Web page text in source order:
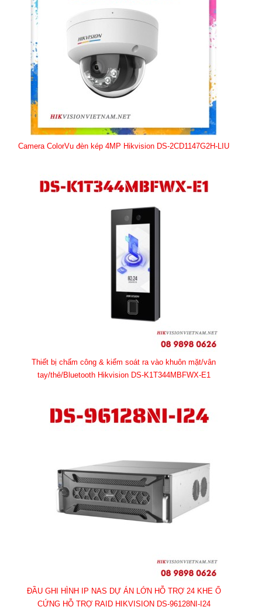
Camera ColorVu đèn kép 4MP Hikvision DS-2CD1147G2H-LIU
Thiết bị chấm công & kiểm soát ra vào khuôn mặt/vân
tay/thẻ/Bluetooth Hikvision DS-K1T344MBFWX-E1
ĐẦU GHI HÌNH IP NAS DỰ ÁN LỚN HỖ TRỢ 24 KHE Ổ
CỨNG HỖ TRỢ RAID HIKVISION DS-96128NI-I24